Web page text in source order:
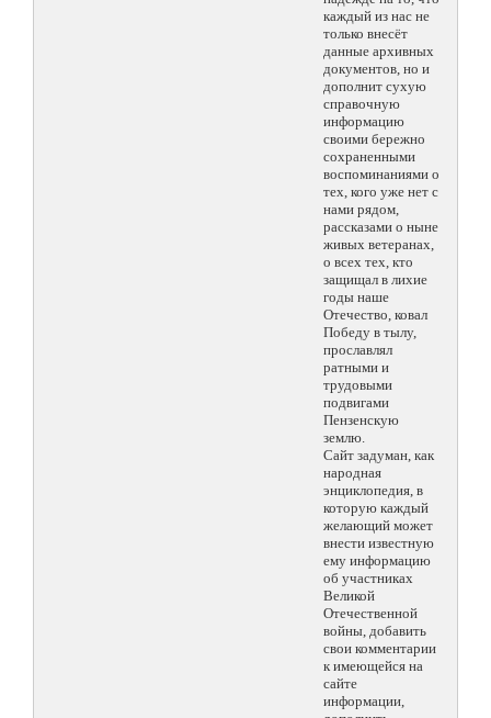
каждый из нас не
только внесёт
данные архивных
документов, но и
дополнит сухую
справочную
информацию
своими бережно
сохраненными
воспоминаниями о
тех, кого уже нет с
нами рядом,
рассказами о ныне
живых ветеранах,
о всех тех, кто
защищал в лихие
годы наше
Отечество, ковал
Победу в тылу,
прославлял
ратными и
трудовыми
подвигами
Пензенскую
землю.
Сайт задуман, как
народная
энциклопедия, в
которую каждый
желающий может
внести известную
ему информацию
об участниках
Великой
Отечественной
войны, добавить
свои комментарии
к имеющейся на
сайте
информации,